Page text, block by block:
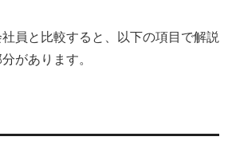
員と比較すると、以下の項目で解説
があります。